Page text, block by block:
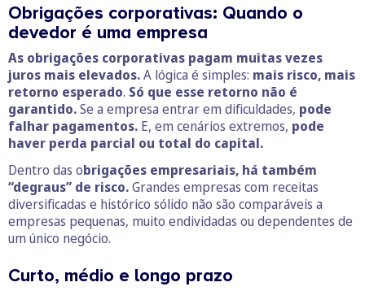
Obrigações corporativas: Quando o
devedor é uma empresa
As obrigações corporativas pagam muitas vezes
juros mais elevados.A lógica é simples: mais risco, mais
retorno esperado. Só que esse retorno não é
garantido.Se a empresa entrar em dificuldades, pode
falhar pagamentos. E, em cenários extremos, pode
haver perda parcial ou total do capital.
Dentro das obrigações empresariais, há também
“degraus” de risco.Grandes empresas com receitas
diversificadas e histórico sólido não são comparáveis a
empresas pequenas, muito endividadas ou dependentes de
um único negócio.
Curto, médio e longo prazo